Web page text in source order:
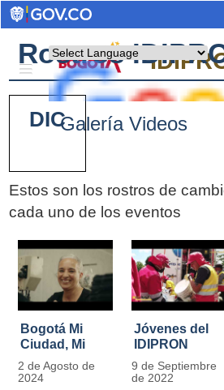
Rostros
Galería Videos
Estos son los rostros de
cada uno de los eventos
Bogotá Mi
Ciudad, Mi
Casa
2 de Agosto de
2024
Jóvenes del
IDIPRON
restauraron
más de 13.000
9 de Septiembre
de 2022
Pages
DIC